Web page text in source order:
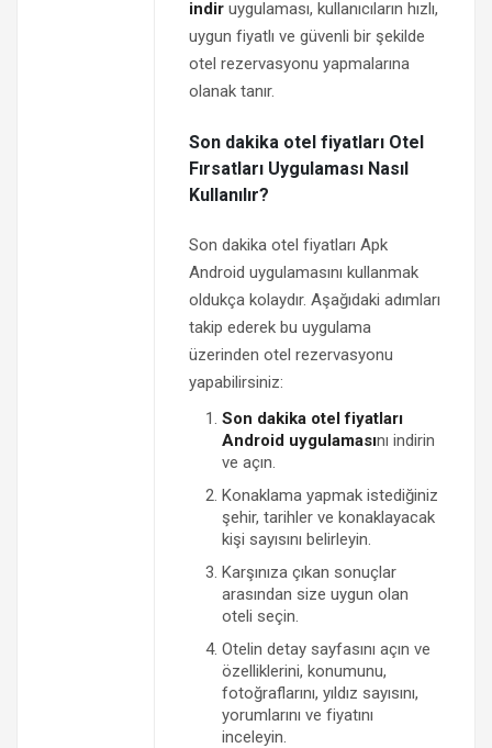
indiruygulaması, kullanıcıların hızlı,
uygun fiyatlı ve güvenli bir şekilde
otel rezervasyonu yapmalarına
olanak tanır.
Son dakika otel fiyatları Otel
Fırsatları Uygulaması Nasıl
Kullanılır?
Son dakika otel fiyatları Apk
Android uygulamasını kullanmak
oldukça kolaydır. Aşağıdaki adımları
takip ederek bu uygulama
üzerinden otel rezervasyonu
yapabilirsiniz:
Son dakika otel fiyatları
Android uygulamasını indirin
ve açın.
Konaklama yapmak istediğiniz
şehir, tarihler ve konaklayacak
kişi sayısını belirleyin.
Karşınıza çıkan sonuçlar
arasından size uygun olan
oteli seçin.
Otelin detay sayfasını açın ve
özelliklerini, konumunu,
fotoğraflarını, yıldız sayısını,
yorumlarını ve fiyatını
inceleyin.